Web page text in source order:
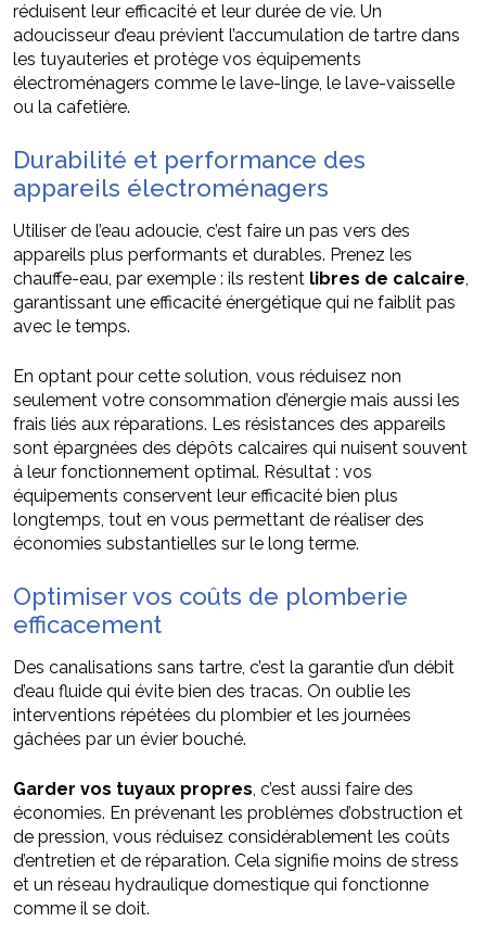
réduisent leur efficacité et leur durée de vie. Un
adoucisseur d’eau prévient l’accumulation de tartre dans
les tuyauteries et protège vos équipements
électroménagers comme le lave-linge, le lave-vaisselle
ou la cafetière.
Durabilité et performance des
appareils électroménagers
Utiliser de l’eau adoucie, c’est faire un pas vers des
appareils plus performants et durables. Prenez les
chauffe-eau, par exemple : ils restent libres de calcaire,
garantissant une efficacité énergétique qui ne faiblit pas
avec le temps.
En optant pour cette solution, vous réduisez non
seulement votre consommation d’énergie mais aussi les
frais liés aux réparations. Les résistances des appareils
sont épargnées des dépôts calcaires qui nuisent souvent
à leur fonctionnement optimal. Résultat : vos
équipements conservent leur efficacité bien plus
longtemps, tout en vous permettant de réaliser des
économies substantielles sur le long terme.
Optimiser vos coûts de plomberie
efficacement
Des canalisations sans tartre, c’est la garantie d’un débit
d’eau fluide qui évite bien des tracas. On oublie les
interventions répétées du plombier et les journées
gâchées par un évier bouché.
Garder vos tuyaux propres, c’est aussi faire des
économies. En prévenant les problèmes d’obstruction et
de pression, vous réduisez considérablement les coûts
d’entretien et de réparation. Cela signifie moins de stress
et un réseau hydraulique domestique qui fonctionne
comme il se doit.